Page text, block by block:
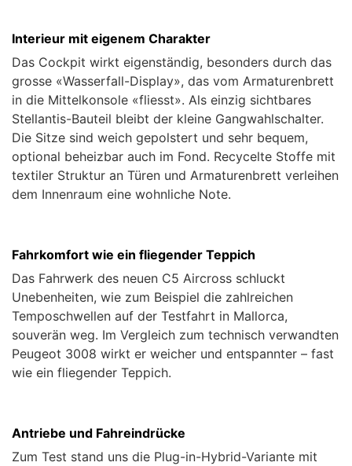
Interieur mit eigenem Charakter
Das Cockpit wirkt eigenständig, besonders durch das
grosse «Wasserfall-Display», das vom Armaturenbrett
in die Mittelkonsole «fliesst». Als einzig sichtbares
Stellantis-Bauteil bleibt der kleine Gangwahlschalter.
Die Sitze sind weich gepolstert und sehr bequem,
optional beheizbar auch im Fond. Recycelte Stoffe mit
textiler Struktur an Türen und Armaturenbrett verleihen
dem Innenraum eine wohnliche Note.
Fahrkomfort wie ein fliegender Teppich
Das Fahrwerk des neuen C5 Aircross schluckt
Unebenheiten, wie zum Beispiel die zahlreichen
Temposchwellen auf der Testfahrt in Mallorca,
souverän weg. Im Vergleich zum technisch verwandten
Peugeot 3008 wirkt er weicher und entspannter – fast
wie ein fliegender Teppich.
Antriebe und Fahreindrücke
Zum Test stand uns die Plug-in-Hybrid-Variante mit